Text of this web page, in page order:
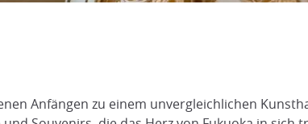
Anfängen zu einem unvergleichlichen